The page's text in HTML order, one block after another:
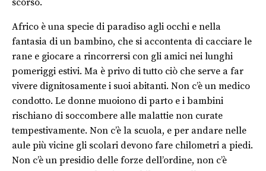
scorso.
Africo è una specie di paradiso agli occhi e nella
fantasia di un bambino, che si accontenta di cacciare le
rane e giocare a rincorrersi con gli amici nei lunghi
pomeriggi estivi. Ma è privo di tutto ciò che serve a far
vivere dignitosamente i suoi abitanti. Non c’è un medico
condotto. Le donne muoiono di parto e i bambini
rischiano di soccombere alle malattie non curate
tempestivamente. Non c’è la scuola, e per andare nelle
aule più vicine gli scolari devono fare chilometri a piedi.
Non c’è un presidio delle forze dell’ordine, non c’è